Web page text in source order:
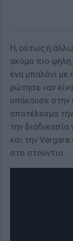
Η, ούτως ή
ακόμα πιο
ένα μπαλόνι με
ρώτησε «αν
υπάκουσε στην
αποτέλεσμα
την
και την
στο στούντιο.